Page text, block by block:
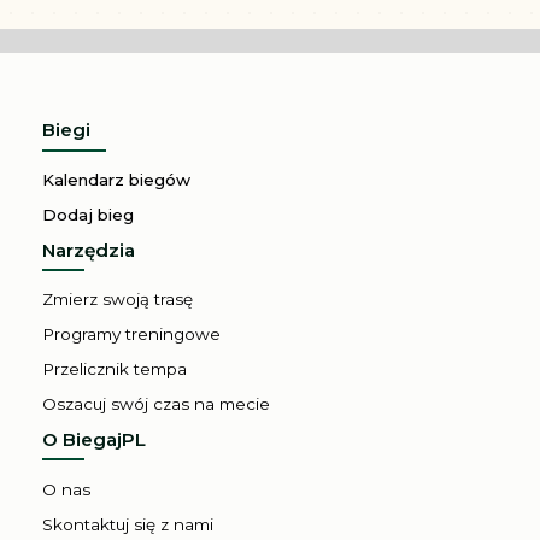
Biegi
Kalendarz biegów
Dodaj bieg
Narzędzia
Zmierz swoją trasę
Programy treningowe
Przelicznik tempa
Oszacuj swój czas na mecie
O BiegajPL
O nas
Skontaktuj się z nami